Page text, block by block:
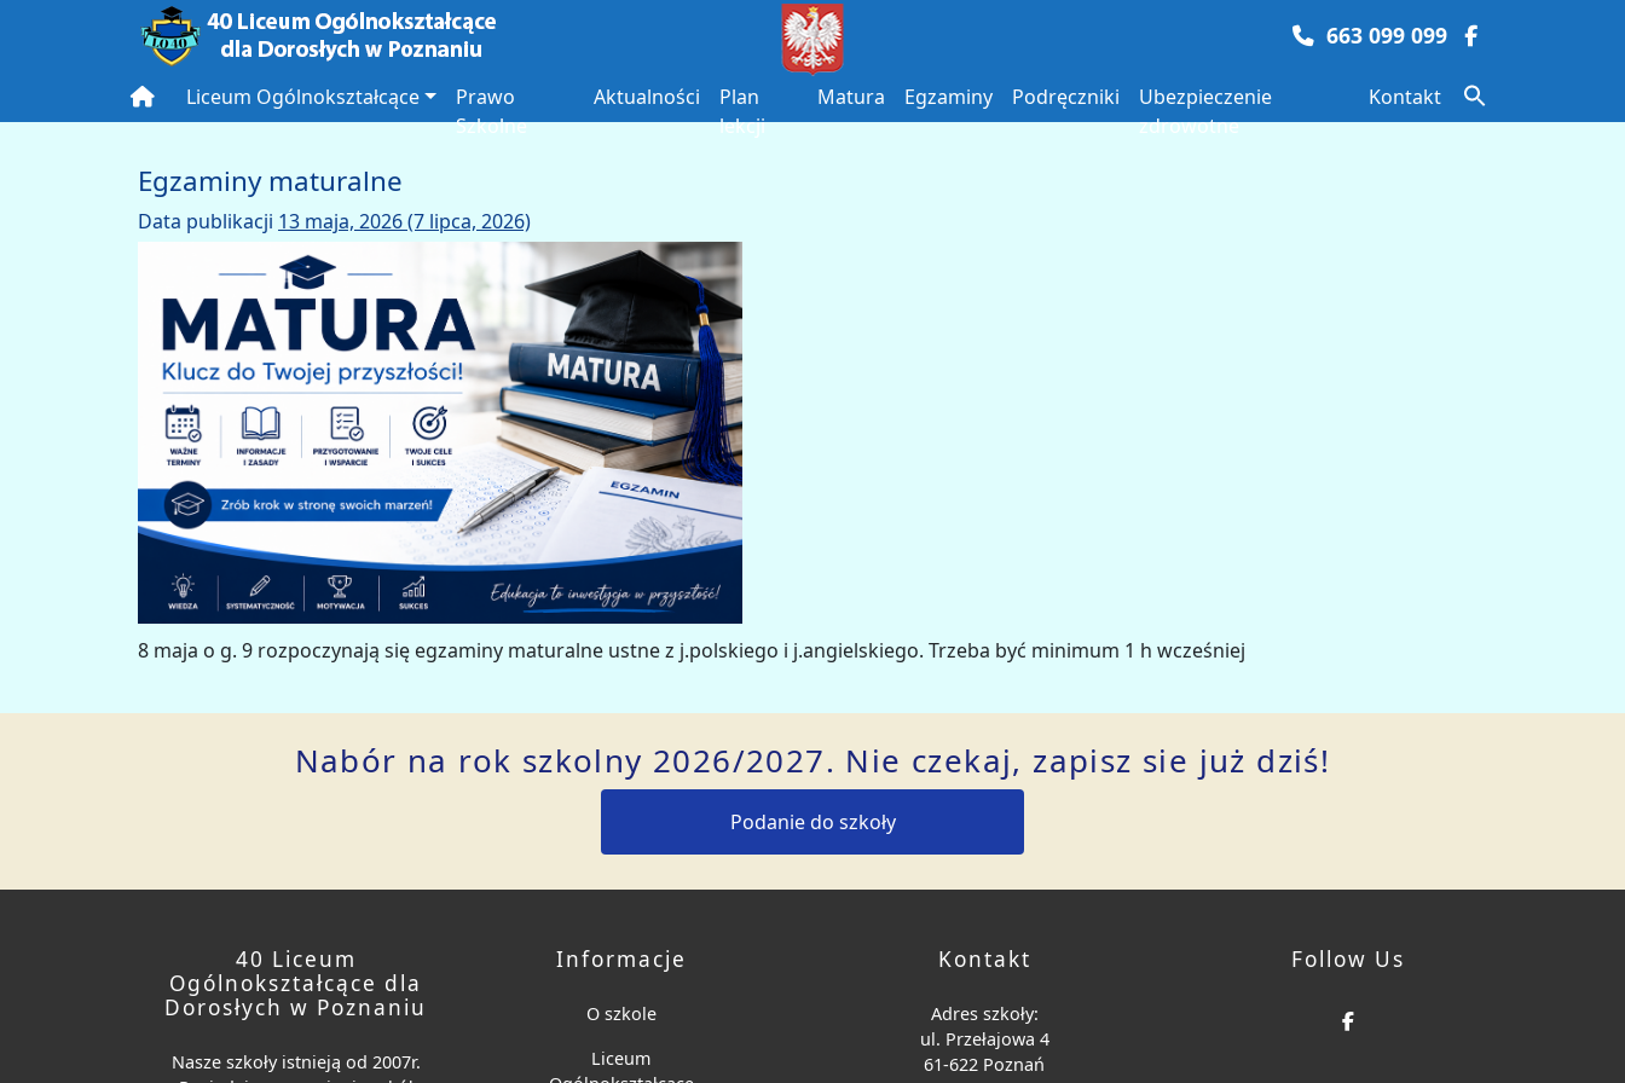
Main Navigation 663 099 099
Liceum Ogólnokształcące
Prawo
Szkolne
Aktualności
Plan
lekcji
Matura Egzaminy Podręczniki
Ubezpieczenie
zdrowotne
Kontakt
Egzaminy maturalne
Data publikacji 13 maja, 2026(7 lipca, 2026)
8 maja o g. 9 rozpoczynają się egzaminy maturalne ustne z j.polskiego i j.angielskiego. Trzeba być minimum 1 h wcześniej
Nabór na rok szkolny 2026/2027. Nie czekaj, zapisz sie już dziś!
Podanie do szkoły
40 Liceum
Ogólnokształcące dla
Dorosłych w Poznaniu
Nasze szkoły istnieją od 2007r.
Informacje
O szkole
Liceum
Kontakt
Adres szkoły:
ul. Przełajowa 4
61-622 Poznań
Follow Us